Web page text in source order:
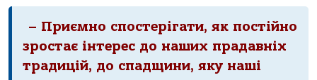
– Приємно спостерігати, як постійно
зростає інтерес до наших прадавніх
традицій, до спадщини, яку наші